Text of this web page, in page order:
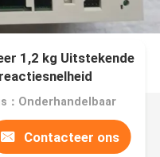
1,2 kg Uitstekende
：Onderhandelbaar
Contacteer ons